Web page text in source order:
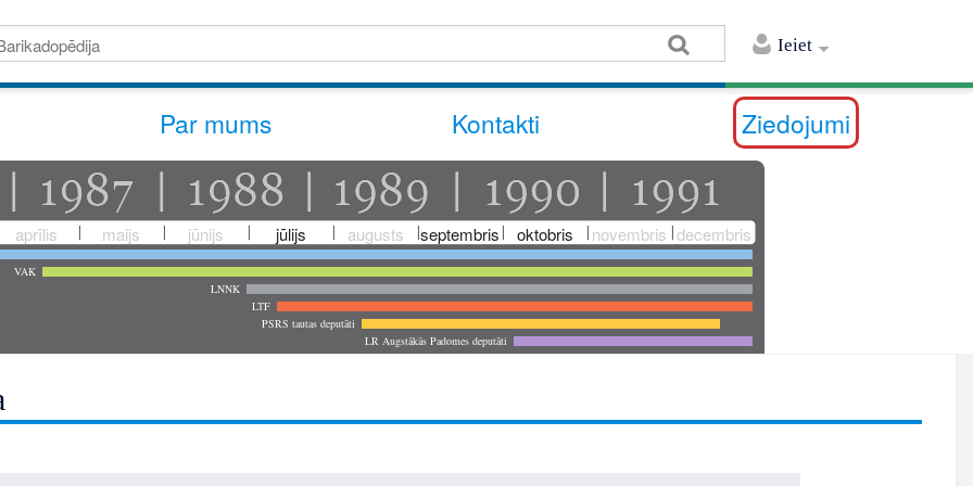
Ieiet
Par mums Kontakti Ziedojumi
aprīlis maijs jūnijs jūlijs augusts septembris oktobris novembris decembris
VAK
LNNK
LTF
PSRS tautas deputāti
LR Augstākās Padomes deputāti